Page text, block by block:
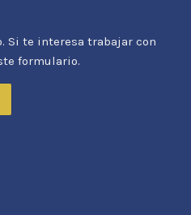
Si te interesa trabajar con
formulario.